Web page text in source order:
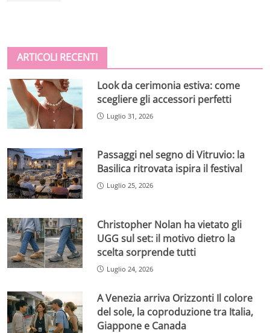
ARTICOLI RECENTI
Look da cerimonia estiva: come
scegliere gli accessori perfetti
Luglio 31, 2026
Passaggi nel segno di Vitruvio: la
Basilica ritrovata ispira il festival
Luglio 25, 2026
Christopher Nolan ha vietato gli
UGG sul set: il motivo dietro la
scelta sorprende tutti
Luglio 24, 2026
A Venezia arriva Orizzonti Il colore
del sole, la coproduzione tra Italia,
Giappone e Canada